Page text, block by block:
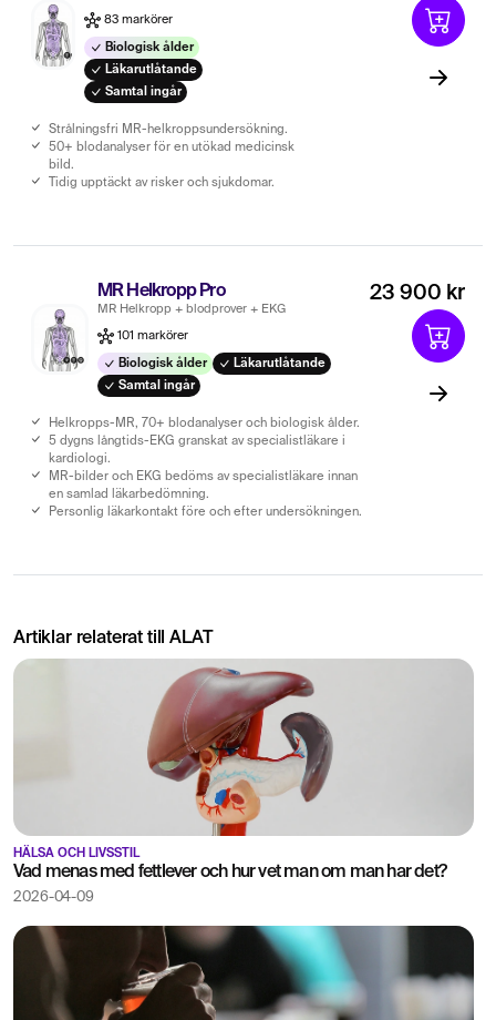
83 markörer
Biologisk ålder
Läkarutlåtande
Samtal ingår
Strålningsfri MR-helkroppsundersökning.
50+ blodanalyser för en utökad medicinsk
bild.
Tidig upptäckt av risker och sjukdomar.
MR Helkropp Pro
MR Helkropp + blodprover + EKG
101 markörer
Biologisk ålder
Läkarutlåtande
Samtal ingår
Helkropps-MR, 70+ blodanalyser och biologisk ålder.
5 dygns långtids-EKG granskat av specialistläkare i
kardiologi.
MR-bilder och EKG bedöms av specialistläkare innan
en samlad läkarbedömning.
Personlig läkarkontakt före och efter undersökningen.
23 900 kr
Artiklar relaterat till ALAT
HÄLSA OCH LIVSSTIL
Vad menas med fettlever och hur vet man om man har det?
2026-04-09